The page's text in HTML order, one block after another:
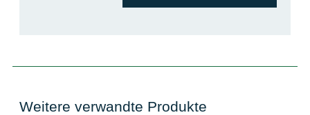
Weitere verwandte Produkte